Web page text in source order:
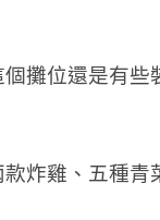
攤位還是有
炸雞、五種